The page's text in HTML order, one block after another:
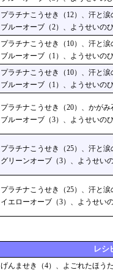
プラチナこうせき（12）、汗と涙
ブルーオーブ（2）、ようせいの
プラチナこうせき（10）、汗と涙
ブルーオーブ（1）、ようせいの
プラチナこうせき（10）、汗と涙
ブルーオーブ（1）、ようせいの
プラチナこうせき（20）、かがみ
ブルーオーブ（3）、ようせいの
プラチナこうせき（25）、汗と涙
グリーンオーブ（3）、ようせい
プラチナこうせき（25）、汗と涙
イエローオーブ（3）、ようせい
レシ
げんませき（4）、よごれたほう